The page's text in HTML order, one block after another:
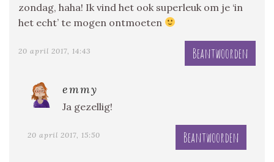
zondag, haha! Ik vind het ook superleuk om je ‘in
het echt’ te mogen ontmoeten
20 april 2017, 14:43 Beantwoorden
emmy
Ja gezellig!
20 april 2017, 15:50 Beantwoorden